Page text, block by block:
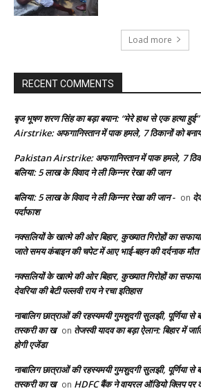
Load more
RECENT COMMENTS
बृज भूषण शरण सिंह का बड़ा बयान: “मेरे हाथ से एक हत्या हुई”
Airstrike: अफगानिस्तान में पाक हमले, 7 ठिकानों को
Pakistan Airstrike: अफगानिस्तान में पाक हमले, 7
बलिया: 5 लाख के विवाद ने ली किन्नर रेखा की जान
बलिया: 5 लाख के विवाद ने ली किन्नर रेखा की जान - on
पर्दाफाश
नक्सलियों के खात्मे की ओर बिहार, कुख्यात गिरोहों का सफाया
जाते समय कंबाइन की चपेट में आए भाई-बहन की दर्दनाक मौत
नक्सलियों के खात्मे की ओर बिहार, कुख्यात गिरोहों का सफाया
देवरिया की बेटी पल्लवी राय ने रचा इतिहास
नाबालिग छात्राओं की रहस्यमयी गुमशुदगी सुलझी, पूर्णिया से
तस्करी का ख on तेजस्वी यादव का बड़ा ऐलान: बिहार में
होगी एजेंडा
नाबालिग छात्राओं की रहस्यमयी गुमशुदगी सुलझी, पूर्णिया से
तस्करी का ख on HDFC बैंक ने वायरल ऑडियो क्लिप पर